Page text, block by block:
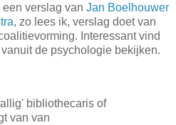
verslag van Jan Boelhouwer
, zo lees ik, verslag doet van
Interessant vind
de psychologie bekijken.
bibliothecaris of
van van